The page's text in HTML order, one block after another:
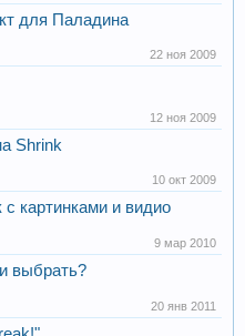
для Паладина
22 ноя 2009
12 ноя 2009
Shrink
10 окт 2009
картинками и видио
9 мар 2010
выбрать?
20 янв 2011